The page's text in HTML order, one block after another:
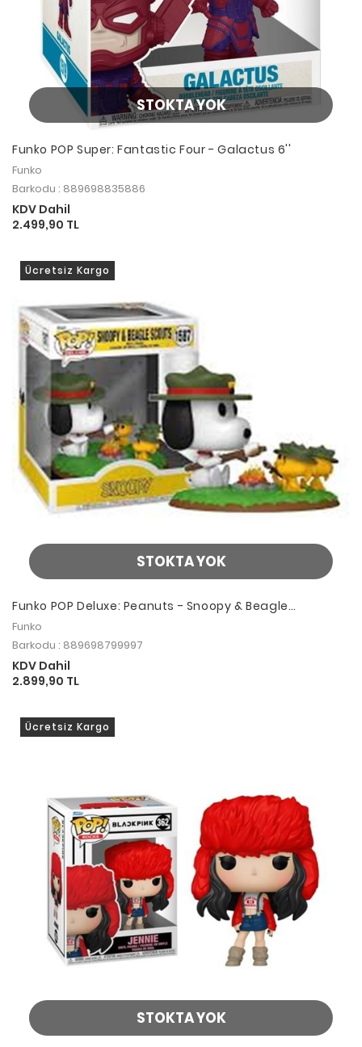
STOKTA YOK
Funko POP Super: Fantastic Four - Galactus 6''
Funko
Barkodu : 889698835886
KDV Dahil
2.499,90 TL
STOKTA YOK
Ücretsiz Kargo
Funko POP Deluxe: Peanuts - Snoopy & Beagle
(Camping)
Funko
Barkodu : 889698799997
KDV Dahil
2.899,90 TL
STOKTA YOK
Ücretsiz Kargo